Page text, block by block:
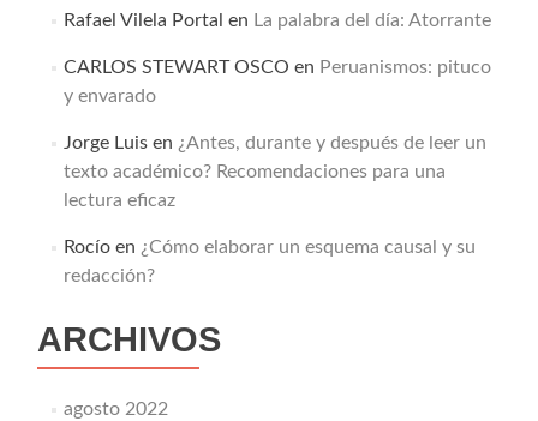
Rafael Vilela Portal en La palabra del día: Atorrante
CARLOS STEWART OSCO en Peruanismos: pituco
y envarado
Jorge Luisen ¿Antes, durante y después de leer un
texto académico? Recomendaciones para una
lectura eficaz
Rocíoen ¿Cómo elaborar un esquema causal y su
redacción?
ARCHIVOS
agosto 2022